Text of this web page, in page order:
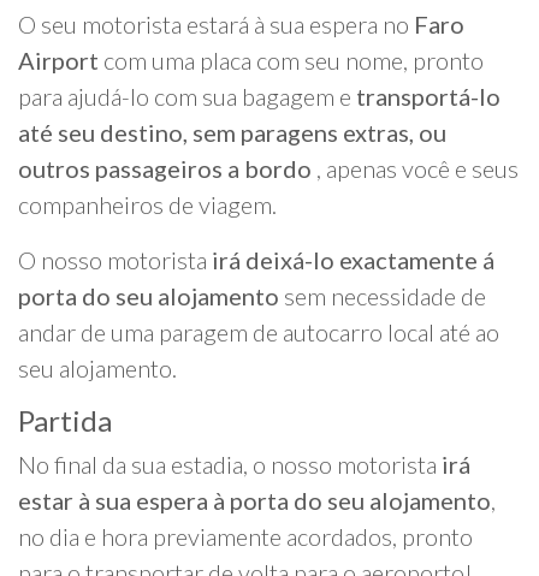
O seu motorista estará à sua espera no Faro
Airport com uma placa com seu nome, pronto
para ajudá-lo com sua bagagem e transportá-lo
até seu destino, sem paragens extras, ou
outros passageiros a bordo , apenas você e seus
companheiros de viagem.
O nosso motorista irá deixá-lo exactamente á
porta do seu alojamento sem necessidade de
andar de uma paragem de autocarro local até ao
seu alojamento.
Partida
No final da sua estadia, o nosso motorista irá
estar à sua espera à porta do seu alojamento,
no dia e hora previamente acordados, pronto